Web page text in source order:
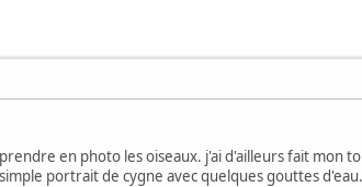
en photo les oiseaux. j'ai d'ailleurs fait mon
portrait de cygne avec quelques gouttes